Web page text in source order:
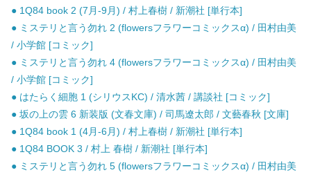
● 1Q84 book 2 (7月-9月) / 村上春樹 / 新潮社 [単行本]
● ミステリと言う勿れ 2 (flowersフラワーコミックスα) / 田村由美
/ 小学館 [コミック]
● ミステリと言う勿れ 4 (flowersフラワーコミックスα) / 田村由美
/ 小学館 [コミック]
● はたらく細胞 1 (シリウスKC) / 清水茜 / 講談社 [コミック]
● 坂の上の雲 6 新装版 (文春文庫) / 司馬遼太郎 / 文藝春秋 [文庫]
● 1Q84 book 1 (4月-6月) / 村上春樹 / 新潮社 [単行本]
● 1Q84 BOOK 3 / 村上 春樹 / 新潮社 [単行本]
● ミステリと言う勿れ 5 (flowersフラワーコミックスα) / 田村由美